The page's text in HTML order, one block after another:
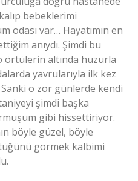
bebeklerimi
odası var… Hayatımın en
anıydı. Şimdi bu
örtülerin altında huzurla
yavrularıyla ilk kez
Sanki o zor günlerde kendi
şimdi başka
gibi hissettiriyor.
böyle güzel, böyle
görmek kalbimi